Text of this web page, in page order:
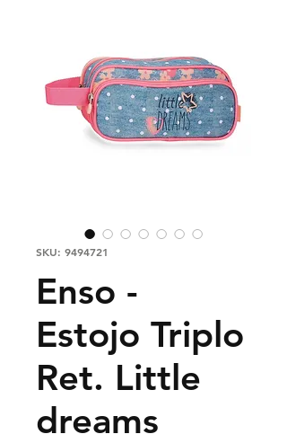
SKU: 9494721
Enso -
Estojo Triplo
Ret. Little
dreams